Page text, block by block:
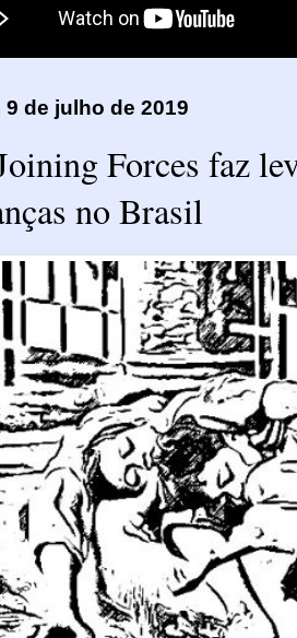
9 de julho de 2019
Forces faz
no Brasil